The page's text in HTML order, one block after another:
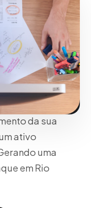
a
informação
métricas de
intuitivo,
da sua
ativo
uma
em Rio